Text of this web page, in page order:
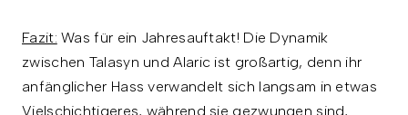
Fazit: Was für ein Jahresauftakt! Die Dynamik
zwischen Talasyn und Alaric ist großartig, denn ihr
anfänglicher Hass verwandelt sich langsam in etwas
Vielschichtigeres, während sie gezwungen sind,